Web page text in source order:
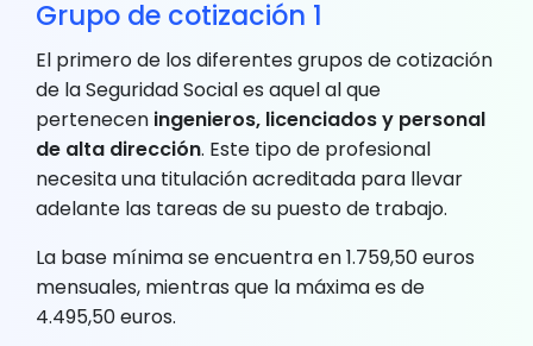
Grupo de cotización 1
El primero de los diferentes grupos de cotización
de la Seguridad Social es aquel al que
pertenecen ingenieros, licenciados y personal
de alta dirección. Este tipo de profesional
necesita una titulación acreditada para llevar
adelante las tareas de su puesto de trabajo.
La base mínima se encuentra en 1.759,50 euros
mensuales, mientras que la máxima es de
4.495,50 euros.